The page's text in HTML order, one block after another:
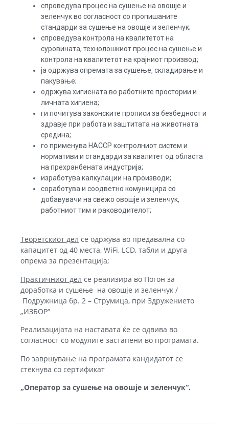
спроведува процес на сушење на овошје и
зеленчук во согласност со пропишаните
стандарди за сушење на овошје и зеленчук;
спроведува контрола на квалитетот на
суровината, технолошкиот процес на сушење и
контрола на квалитетот на крајниот производ;
ја одржува опремата за сушење, складирање и
пакување;
одржува хигиената во работните простории и
личната хигиена;
ги почитува законските прописи за безбедност и
здравје при работа и заштитата на животната
средина;
го применува НАССР контролниот систем и
нормативи и стандарди за квалитет од областа
на прехранбената индустрија;
изработува калкулации на производи;
соработува и соодветно комуницира со
добавувачи на свежо овошје и зеленчук,
работниот тим и раководителот;
Теоретскиот дел се одржува во предавална со
капацитет од 40 места, WiFi, LCD, табли и друга
опрема за презентација;
Практичниот дел се реализира во Погон за
доработка и сушење на овошје и зеленчук /
Подружница бр. 2 – Струмица, при Здружението
„ИЗБОР“
Реализацијата на наставата ќе се одвива во
согласност со модулите застапени во програмата.
По завршување на програмата кандидатот се
стекнува со сертификат
„Оператор за сушење на овошје и зеленчук“.